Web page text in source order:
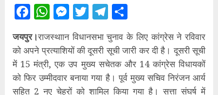
Facebook
WhatsApp
Messenger
TwitterTelegram
जयपुर।राजस्थाान विधानसभा चुनाव के लिए कांग्रेस ने रविवार
को अपने प्रत्याशियों की दूसरी सूची जारी कर दी है। दूसरी सूची
में 15 मंत्री, एक उप मुख्य सचेतक और 14 कांग्रेस विधायकों
को फिर उम्मीदवार बनाया गया है। पूर्व मुख्य सचिव निरंजन आर्य
सहित 2 नए चेहरों को शामिल किया गया है। सत्ता संघर्ष में